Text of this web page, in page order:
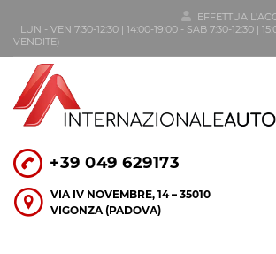
EFFETTUA
LUN - VEN 7:30-12:30 | 14:00-19:00 - SAB 7:30-12:30 |
VENDITE)
+39 049 629173
VIA IV NOVEMBRE, 14 – 35010
VIGONZA (PADOVA)